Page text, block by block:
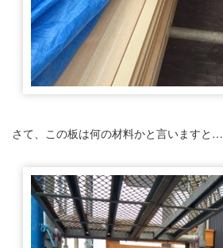
さて、この板は何の材料かと言いますと…